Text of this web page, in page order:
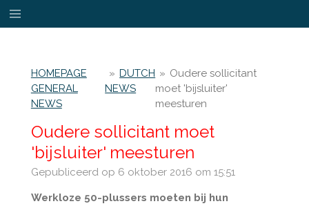
Ga
direct
hoofdinhoud
HOMEPAGE
GENERAL
NEWS
» DUTCH
NEWS
» Oudere sollicitant
moet 'bijsluiter'
meesturen
Oudere sollicitant moet
'bijsluiter' meesturen
Gepubliceerd op 6 oktober 2016 om 15:51
Werkloze 50-plussers moeten bij hun